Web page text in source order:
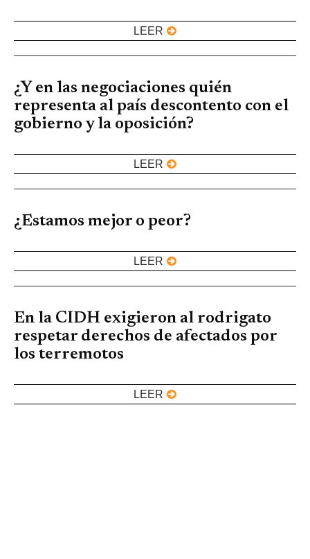
LEER
¿Y en las negociaciones quién
representa al país descontento con el
gobierno y la oposición?
LEER
¿Estamos mejor o peor?
LEER
En la CIDH exigieron al rodrigato
respetar derechos de afectados por
los terremotos
LEER